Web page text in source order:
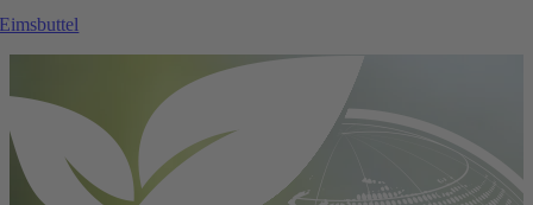
Eimsbuttel